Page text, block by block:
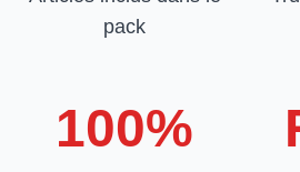
pack
100%